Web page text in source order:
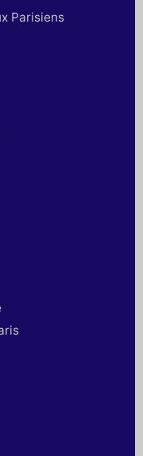
Parisiens